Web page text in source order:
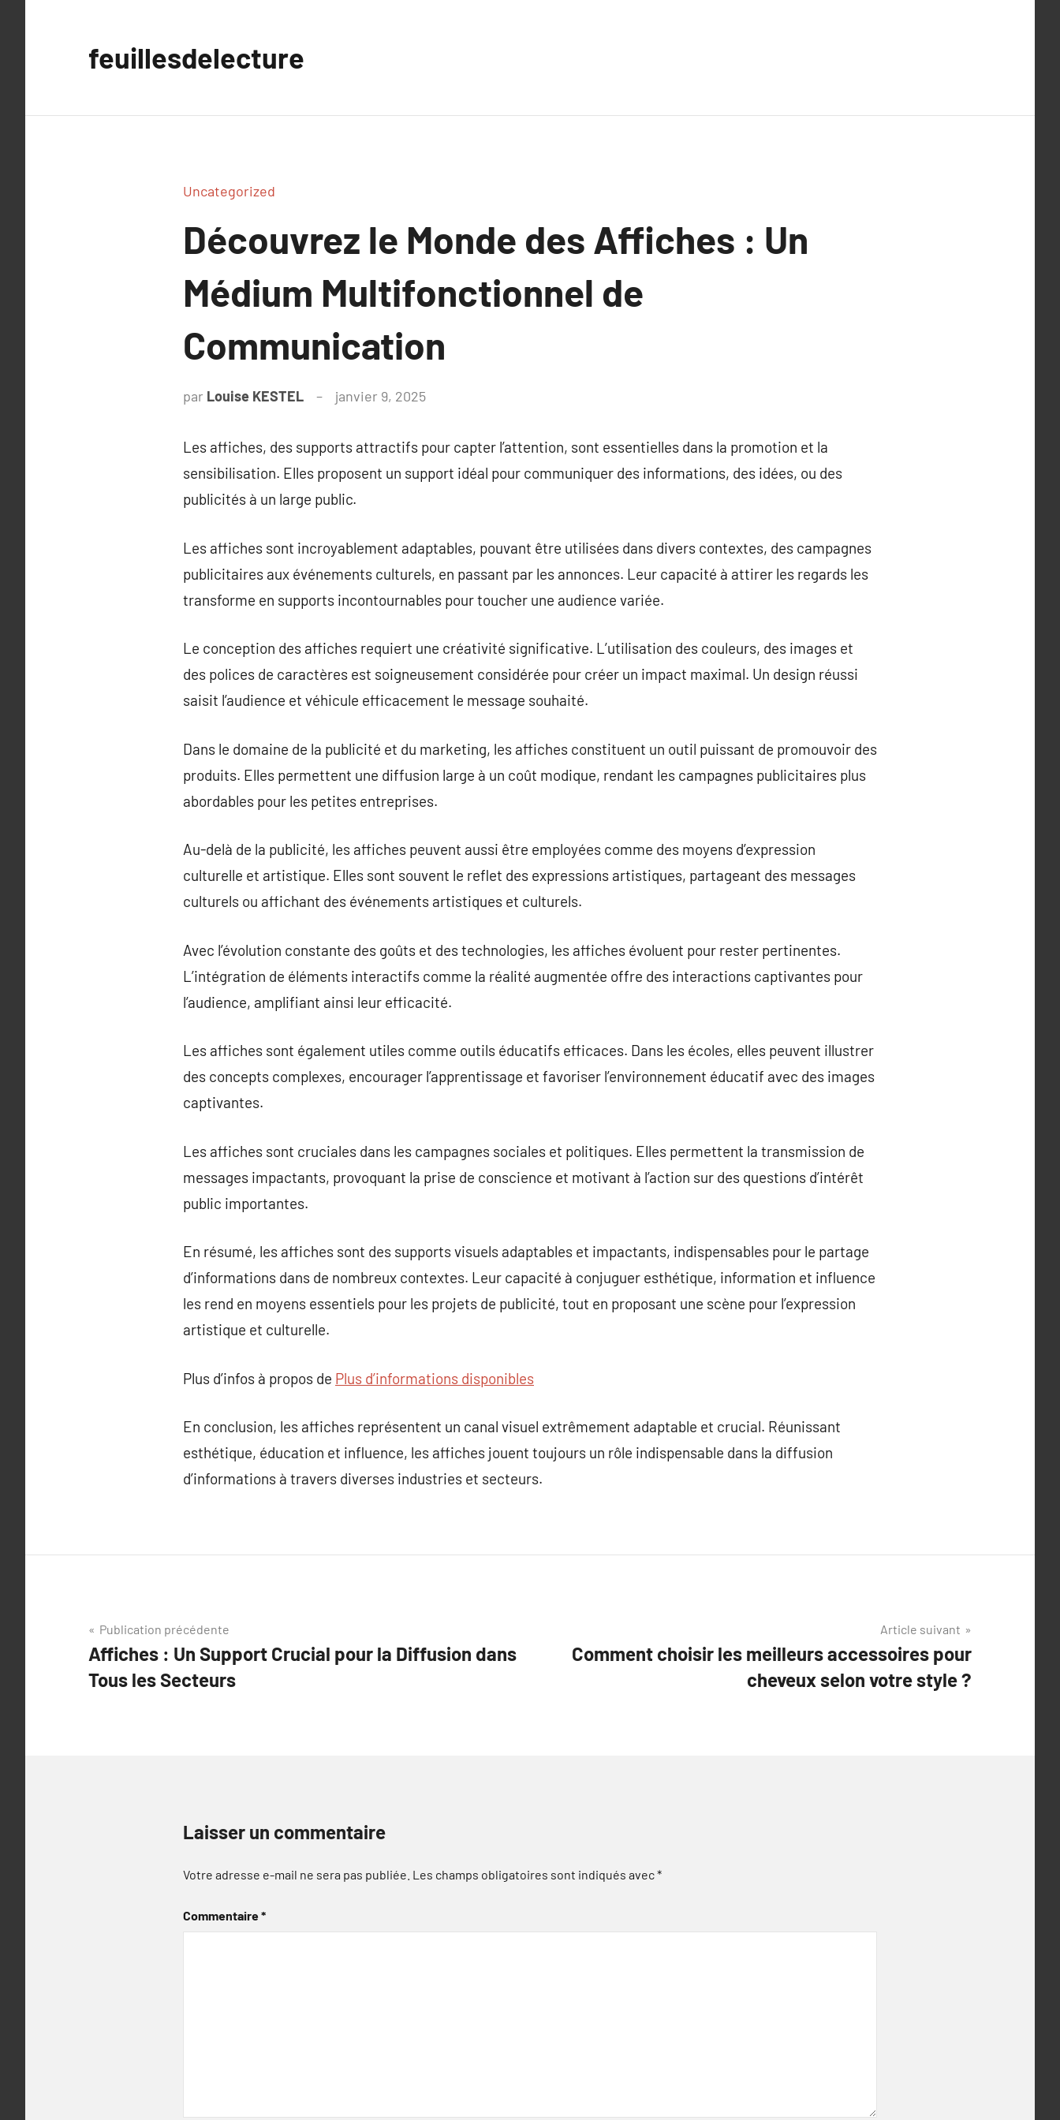
feuillesdelecture
Uncategorized
Découvrez le Monde des Affiches : Un
Médium Multifonctionnel de
Communication
par Louise KESTEL janvier 9, 2025
Les affiches, des supports attractifs pour capter l’attention, sont essentielles dans la promotion et la
sensibilisation. Elles proposent un support idéal pour communiquer des informations, des idées, ou des
publicités à un large public.
Les affiches sont incroyablement adaptables, pouvant être utilisées dans divers contextes, des campagnes
publicitaires aux événements culturels, en passant par les annonces. Leur capacité à attirer les regards les
transforme en supports incontournables pour toucher une audience variée.
Le conception des affiches requiert une créativité significative. L’utilisation des couleurs, des images et
des polices de caractères est soigneusement considérée pour créer un impact maximal. Un design réussi
saisit l’audience et véhicule efficacement le message souhaité.
Dans le domaine de la publicité et du marketing, les affiches constituent un outil puissant de promouvoir des
produits. Elles permettent une diffusion large à un coût modique, rendant les campagnes publicitaires plus
abordables pour les petites entreprises.
Au-delà de la publicité, les affiches peuvent aussi être employées comme des moyens d’expression
culturelle et artistique. Elles sont souvent le reflet des expressions artistiques, partageant des messages
culturels ou affichant des événements artistiques et culturels.
Avec l’évolution constante des goûts et des technologies, les affiches évoluent pour rester pertinentes.
L’intégration de éléments interactifs comme la réalité augmentée offre des interactions captivantes pour
l’audience, amplifiant ainsi leur efficacité.
Les affiches sont également utiles comme outils éducatifs efficaces. Dans les écoles, elles peuvent illustrer
des concepts complexes, encourager l’apprentissage et favoriser l’environnement éducatif avec des images
captivantes.
Les affiches sont cruciales dans les campagnes sociales et politiques. Elles permettent la transmission de
messages impactants, provoquant la prise de conscience et motivant à l’action sur des questions d’intérêt
public importantes.
En résumé, les affiches sont des supports visuels adaptables et impactants, indispensables pour le partage
d’informations dans de nombreux contextes. Leur capacité à conjuguer esthétique, information et influence
les rend en moyens essentiels pour les projets de publicité, tout en proposant une scène pour l’expression
artistique et culturelle.
Plus d’infos à propos de Plus d’informations disponibles
En conclusion, les affiches représentent un canal visuel extrêmement adaptable et crucial. Réunissant
esthétique, éducation et influence, les affiches jouent toujours un rôle indispensable dans la diffusion
d’informations à travers diverses industries et secteurs.
Navigation
de
l’article
Publication précédente
Affiches : Un Support Crucial pour la Diffusion dans
Tous les Secteurs
Article suivant
Comment choisir les meilleurs accessoires pour
cheveux selon votre style ?
Laisser un commentaire
Votre adresse e-mail ne sera pas publiée. Les champs obligatoires sont indiqués avec*
Commentaire*